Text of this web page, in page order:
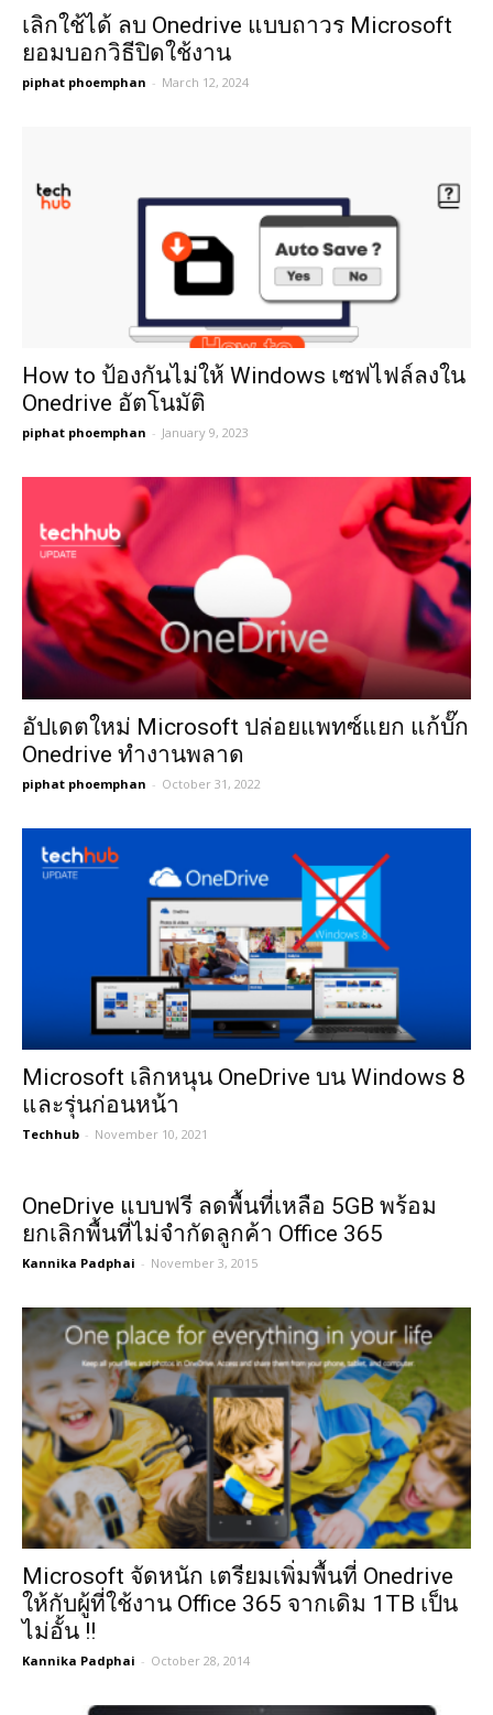
เลิกใช้ได้ ลบ Onedrive แบบถาวร Microsoft
ยอมบอกวิธีปิดใช้งาน
piphat phoemphan - March 12, 2024
How to ป้องกันไม่ให้ Windows เซฟไฟล์ลงใน
Onedrive อัตโนมัติ
piphat phoemphan - January 9, 2023
อัปเดตใหม่ Microsoft ปล่อยแพทซ์แยก แก้บั๊ก
Onedrive ทำงานพลาด
piphat phoemphan - October 31, 2022
Microsoft เลิกหนุน OneDrive บน Windows 8
และรุ่นก่อนหน้า
Techhub - November 10, 2021
OneDrive แบบฟรี ลดพื้นที่เหลือ 5GB พร้อม
ยกเลิกพื้นที่ไม่จำกัดลูกค้า Office 365
Kannika Padphai - November 3, 2015
Microsoft จัดหนัก เตรียมเพิ่มพื้นที่ Onedrive
ให้กับผู้ที่ใช้งาน Office 365 จากเดิม 1TB เป็น
ไม่อั้น !!
Kannika Padphai - October 28, 2014